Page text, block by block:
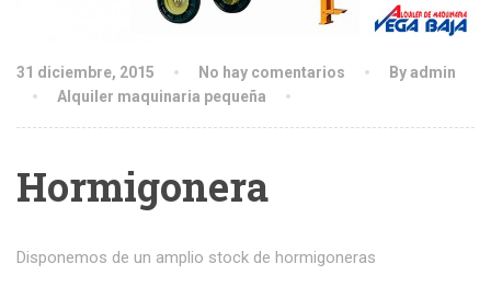
31 diciembre, 2015 No hay comentarios
By admin
Alquiler maquinaria pequeña
Hormigonera
Disponemos de un amplio stock de hormigoneras